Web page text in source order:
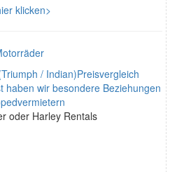
klicken>
/ Indian)Preisvergleich
haben wir besondere Beziehungen
oder Harley Rentals